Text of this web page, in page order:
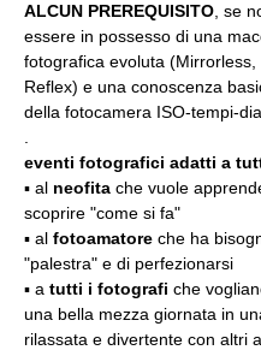
ALCUN PREREQUISITO , se
essere in possesso di una
fotografica evoluta (Mirrorless,
Reflex) e una conoscenza
della fotocamera ISO-tempi-
eventi fotografici adatti a
▪️ al neofita che vuole
scoprire "come si fa"
▪️ al fotoamatore che ha
"palestra" e di perfezionarsi
▪️ a tutti i fotografi che
una bella mezza giornata in
rilassata e divertente con altri